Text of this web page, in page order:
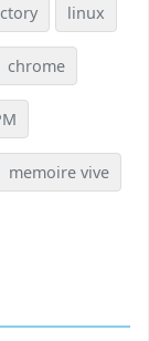
linux
chrome
memoire vive